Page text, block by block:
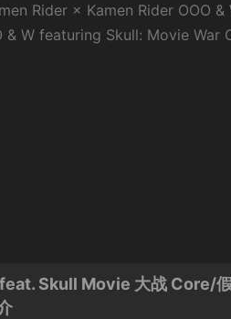
Rider × Kamen Rider OOO
W featuring Skull: Movie War
Skull Movie 大战 Core/